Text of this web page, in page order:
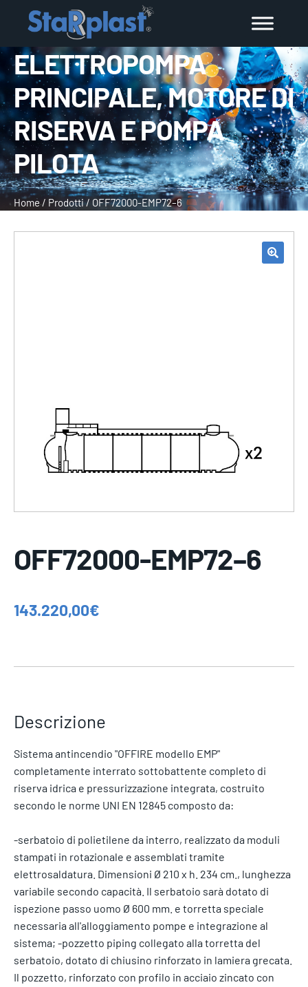
ELETTROPOMPA
PRINCIPALE, MOTORE DI
RISERVA E POMPA
PILOTA
Home/ Prodotti/ OFF72000-EMP72–6
OFF72000-EMP72–6
143.220,00€
Descrizione
Sistema antincendio "OFFIRE modello EMP"
completamente interrato sottobattente completo di
riserva idrica e pressurizzazione integrata, costruito
secondo le norme UNI EN 12845 composto da:
-serbatoio di polietilene da interro, realizzato da moduli
stampati in rotazionale e assemblati tramite
elettrosaldatura. Dimensioni Ø 210 x h. 234 cm., lunghezza
variabile secondo capacità. Il serbatoio sarà dotato di
ispezione passo uomo Ø 600 mm. e torretta speciale
necessaria all'alloggiamento pompe e integrazione al
sistema; -pozzetto piping collegato alla torretta del
serbatoio, dotato di chiusino rinforzato in lamiera grecata.
Il pozzetto, rinforzato con profilo in acciaio zincato con